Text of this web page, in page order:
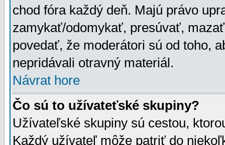
chod fóra každý deň. Majú právo
zamykať/odomykať, presúvať,
povedať, že moderátori sú od toho,
nepridávali otravný materiál.
Návrat hore
Čo sú to užívateťské skupiny?
Užívateľské skupiny sú cestou,
Každý užívateľ môže patriť do